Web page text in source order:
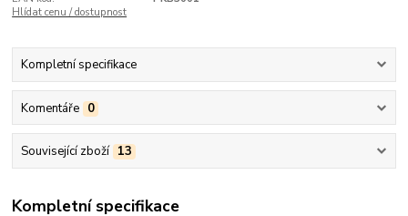
Hlídat cenu / dostupnost
Kompletní specifikace
Komentáře 0
Související zboží 13
Kompletní specifikace